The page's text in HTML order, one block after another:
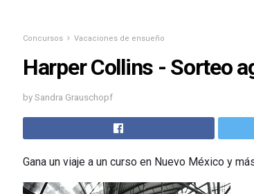
Concursos Vacaciones de ensueño
Harper Collins - Sorteo
by Sandra Grauschopf
Gana un viaje a un curso en Nuevo México y